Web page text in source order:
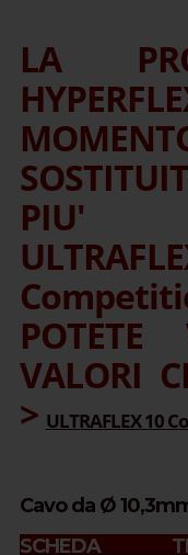
LA
PIU'
POTETE
VALORI
> ULTRAFLEX 10
Cavo da Ø
SCHEDA